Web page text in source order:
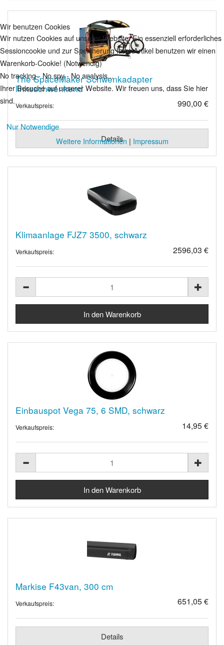
The SpaceMaker Schwenkadapter
linksschwenkend
Verkaufspreis: 990,00 €
Details
Klimaanlage FJZ7 3500, schwarz
Verkaufspreis: 2596,03 €
Einbauspot Vega 75, 6 SMD, schwarz
Verkaufspreis: 14,95 €
Markise F43van, 300 cm
Verkaufspreis: 651,05 €
Details
Wir benutzen Cookies
Wir nutzen Cookies auf unserer Website. Ein essenziell erforderliches
Sessioncookie und zur Speicherung Ihrer Artikel benutzen wir einen
Warenkorb-Cookie! (Notwendig)
No tracking - No spy - No analysis...
Ihrer Besuche auf unserer Website. Wir freuen uns, dass Sie hier
sind.
Nur Notwendige
Weitere Informationen | Impressum